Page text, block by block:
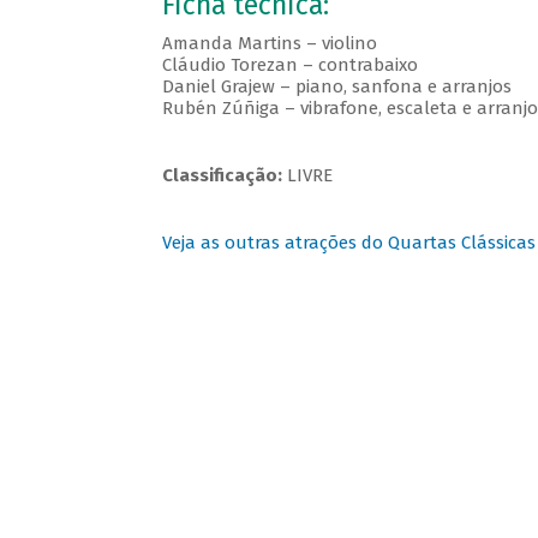
Amanda Martins – violino
Cláudio Torezan – contrabaixo
Daniel Grajew – piano, sanfona e arranjos
Rubén Zúñiga – vibrafone, escaleta e
Classificação:LIVRE
Veja as outras atrações do Quartas Clássicas